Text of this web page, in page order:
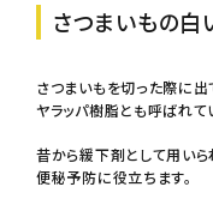
さつまいもの白
さつまいもを切った際に出
ヤラッパ樹脂とも呼ばれて
昔から緩下剤として用い
便秘予防に役立ちます。